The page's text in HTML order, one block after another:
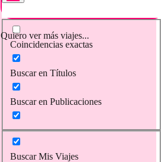
Quiero ver más viajes...
Coincidencias exactas
Buscar en Títulos
Buscar en Publicaciones
Buscar Mis Viajes